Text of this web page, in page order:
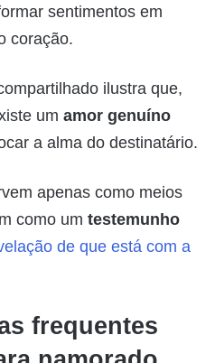
sentimentos em
coração.
ilustra que,
um amor genuíno
a alma do destinatário.
apenas como meios
como um testemunho
de que está com a
frequentes